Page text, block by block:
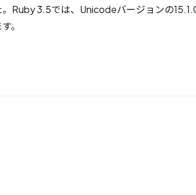
Ruby 3.5では、Unicodeバージョンの
。